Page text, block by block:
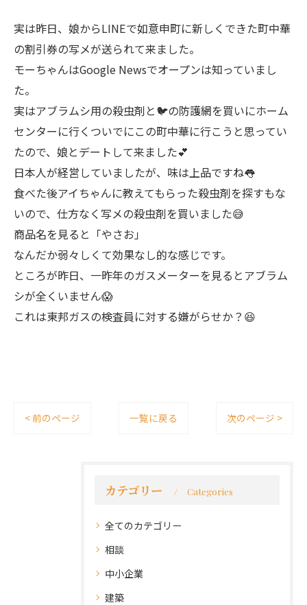
実は昨日、娘からLINEで如意申町に新しくできた町中華
の割引券の写メが送られて来ました。
モーちゃんはGoogle Newsでオープンは知っていまし
た。
実はアブラムシ用の殺虫剤と🐦の防護網を買いにホーム
センターに行くついでにこの町中華に行こうと思ってい
たので、娘とデートして来ました💕
日本人が経営していましたが、味は上品ですね👅
食べた後アイちゃんに教えてもらった殺虫剤を探すもな
いので、仕方なく写メの殺虫剤を買いました😅
商品名を見ると「やさお」
なんだか弱々しくて効果なし的な感じです。
ところが昨日、一昨年のガスメーターを見るとアブラム
シが全くいません😱
これは東邦ガスの検査員に対する嫌がらせか？😆
< 前のページ 一覧に戻る 次のページ >
カテゴリー Categories
全てのカテゴリー
相談
中小企業
建築